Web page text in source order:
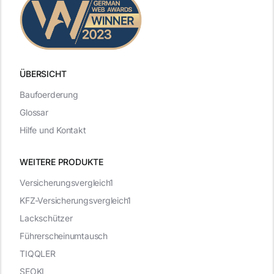
ÜBERSICHT
WEITERE PRODUKTE
Versicherungsvergleich1
KFZ-Versicherungsvergleich1
Lackschützer
Führerscheinumtausch
TIQQLER
SEOKI
Baufoerderung
Glossar
Hilfe und Kontakt